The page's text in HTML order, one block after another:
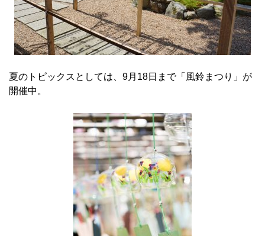
夏のトピックスとしては、9月18日まで「風鈴まつり」が
開催中。